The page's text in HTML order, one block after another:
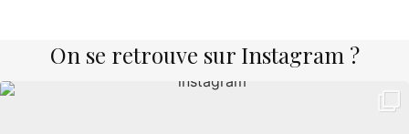
On se retrouve sur Instagram ?